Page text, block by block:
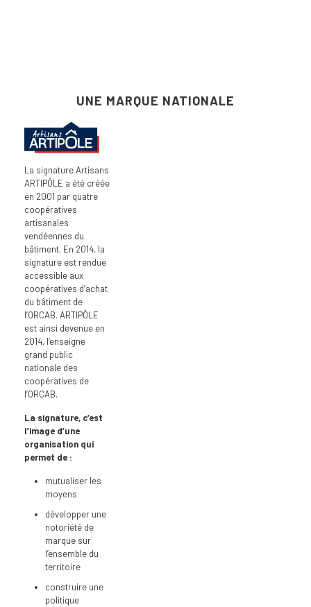
UNE MARQUE NATIONALE
La signature Artisans
ARTIPÔLE a été créée
en 2001 par quatre
coopératives
artisanales
vendéennes du
bâtiment. En 2014, la
signature est rendue
accessible aux
coopératives d’achat
du bâtiment de
l’ORCAB. ARTIPÔLE
est ainsi devenue en
2014, l’enseigne
grand public
nationale des
coopératives de
l’ORCAB.
La signature, c’est
l’image d’une
organisation qui
permet de :
mutualiser les
moyens
développer une
notoriété de
marque sur
l’ensemble du
territoire
construire une
politique